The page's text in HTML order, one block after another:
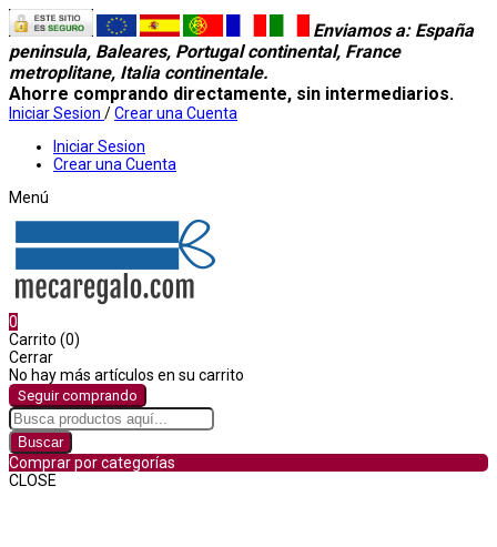
Enviamos a: España
peninsula, Baleares, Portugal continental, France
metroplitane, Italia continentale.
Ahorre comprando directamente, sin intermediarios.
Iniciar Sesion /Crear una Cuenta
Iniciar Sesion
Crear una Cuenta
Menú
0
Carrito (0)
Cerrar
No hay más artículos en su carrito
Seguir comprando
Buscar
Comprar por categorías
CLOSE